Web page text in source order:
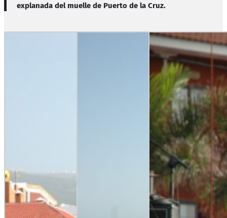
explanada del muelle de Puerto de la Cruz.